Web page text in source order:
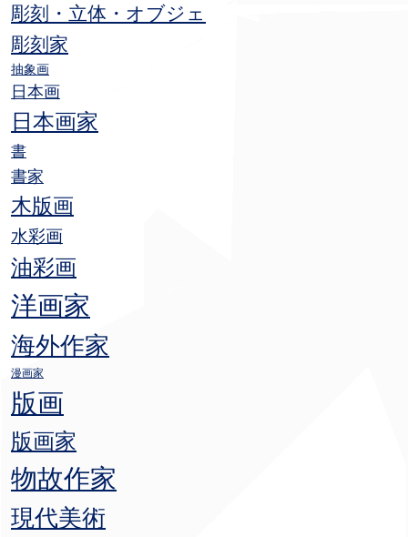
彫刻・立体・オブジェ
彫刻家
抽象画
日本画
日本画家
書
書家
木版画
水彩画
油彩画
洋画家
海外作家
漫画家
版画
版画家
物故作家
現代美術